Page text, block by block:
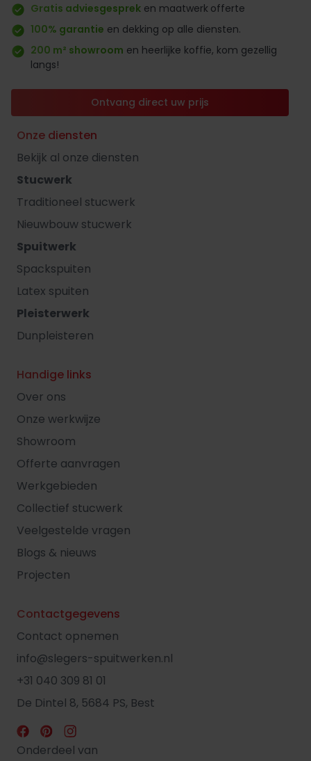
Gratis adviesgesprek en maatwerk offerte
100% garantie en dekking op alle diensten.
200 m² showroom en heerlijke koffie, kom gezellig
langs!
Ontvang direct uw prijs
Onze diensten
Bekijk al onze diensten
Stucwerk
Traditioneel stucwerk
Nieuwbouw stucwerk
Spuitwerk
Spackspuiten
Latex spuiten
Pleisterwerk
Dunpleisteren
Handige links
Over ons
Onze werkwijze
Showroom
Offerte aanvragen
Werkgebieden
Collectief stucwerk
Veelgestelde vragen
Blogs & nieuws
Projecten
Contactgegevens
Contact opnemen
info@slegers-spuitwerken.nl
+31 040 309 81 01
De Dintel 8, 5684 PS, Best
Onderdeel van